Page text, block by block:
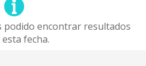
podido encontrar resultados
fecha.